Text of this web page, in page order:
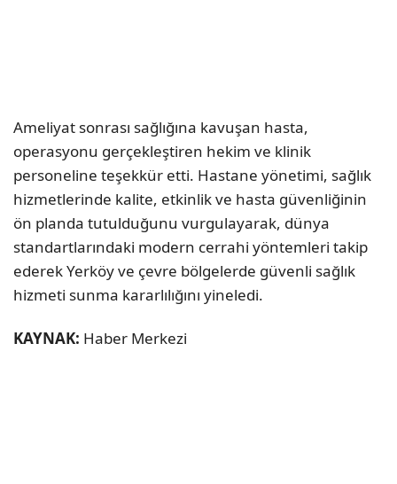
Ameliyat sonrası sağlığına kavuşan hasta,
operasyonu gerçekleştiren hekim ve klinik
personeline teşekkür etti. Hastane yönetimi, sağlık
hizmetlerinde kalite, etkinlik ve hasta güvenliğinin
ön planda tutulduğunu vurgulayarak, dünya
standartlarındaki modern cerrahi yöntemleri takip
ederek Yerköy ve çevre bölgelerde güvenli sağlık
hizmeti sunma kararlılığını yineledi.
KAYNAK: Haber Merkezi